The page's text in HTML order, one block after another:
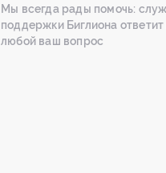
Мы всегда рады помочь:
поддержки Биглиона ответит
любой ваш вопрос